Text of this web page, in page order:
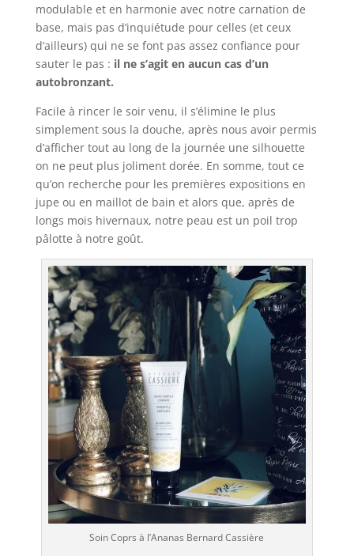
modulable et en harmonie avec notre carnation de
base, mais pas d’inquiétude pour celles (et ceux
d’ailleurs) qui ne se font pas assez confiance pour
sauter le pas : il ne s’agit en aucun cas d’un
autobronzant.
Facile à rincer le soir venu, il s’élimine le plus
simplement sous la douche, après nous avoir permis
d’afficher tout au long de la journée une silhouette
on ne peut plus joliment dorée. En somme, tout ce
qu’on recherche pour les premières expositions en
jupe ou en maillot de bain et alors que, après de
longs mois hivernaux, notre peau est un poil trop
pâlotte à notre goût.
Soin Coprs à l’Ananas Bernard Cassière